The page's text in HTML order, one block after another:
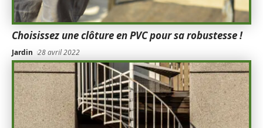
Choisissez une clôture en PVC pour sa robustesse !
Jardin 28 avril 2022